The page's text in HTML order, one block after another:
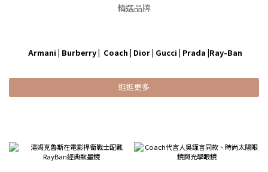
精選品牌
Armani | Burberry | Coach | Dior | Gucci | Prada |Ray-Ban
逛逛更多